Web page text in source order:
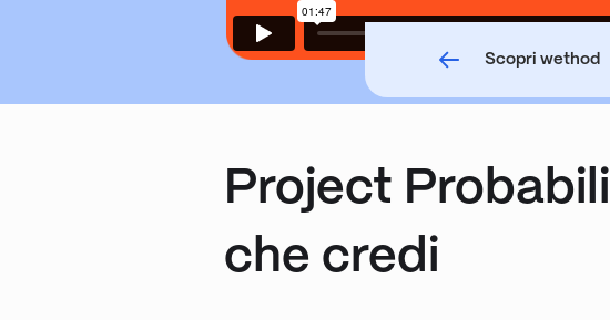
Scopri wethod
Project
che credi